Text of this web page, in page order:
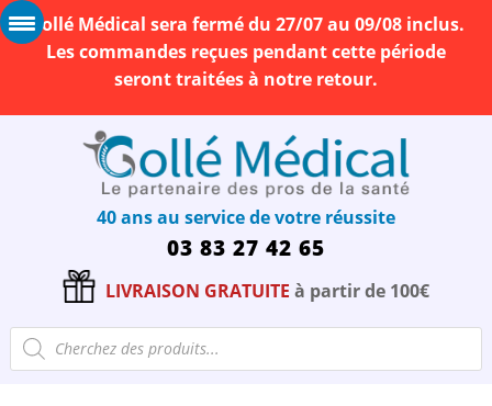
Gollé Médical sera fermé du 27/07 au 09/08 inclus.
Les commandes reçues pendant cette période
seront traitées à notre retour.
40 ans au service de votre réussite
03 83 27 42 65
LIVRAISON GRATUITE à partir de 100€
Recherche
de
produits